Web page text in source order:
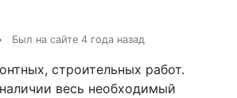
Был на сайте 4 года назад
строительных работ.
весь необходимый